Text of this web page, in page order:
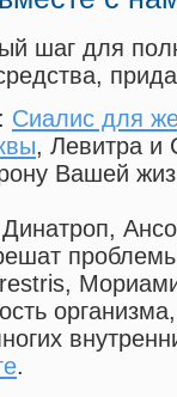
шаг для
Сиалис для
, Левитра и
Вашей
.